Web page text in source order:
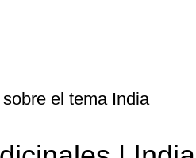
el tema India